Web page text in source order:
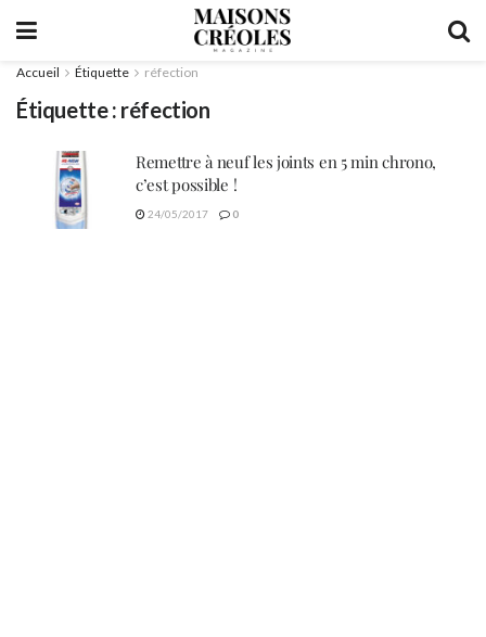
Accueil Étiquette réfection
Étiquette : réfection
Remettre à neuf les joints en 5 min chrono,
c’est possible !
24/05/2017 0